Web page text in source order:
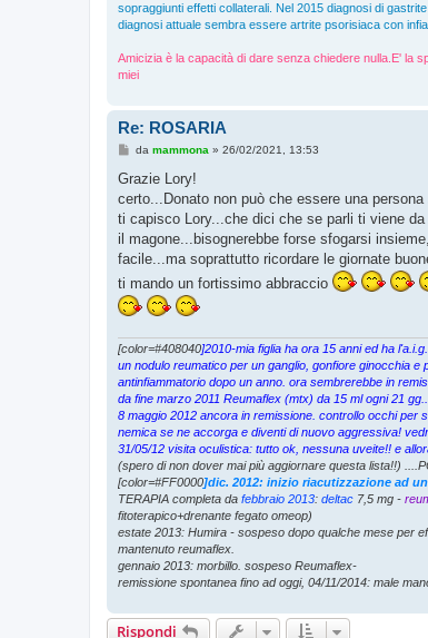
sopraggiunti effetti collaterali. Nel 2015 diagnosi di
diagnosi attuale sembra essere artrite psorisiaca con
Amicizia è la capacità di dare senza chiedere nulla.E' la
miei
Re: ROSARIA
M
s
a
g
i
o
da mammona » 26/02/2021, 13:53
Grazie Lory!
certo...Donato non può che essere una persona
ti capisco Lory...che dici che se parli ti viene
il magone...bisognerebbe forse sfogarsi
facile...ma soprattutto ricordare le giornate
ti mando un fortissimo abbraccio
[color=#408040]2010-mia figlia ha ora 15 anni ed ha
un nodulo reumatico per un ganglio, gonfiore ginocchia
antinfiammatorio dopo un anno. ora sembrerebbe in
da fine marzo 2011 Reumaflex (mtx) da 15 ml ogni 21
8 maggio 2012 ancora in remissione. controllo occhi per
nemica se ne accorga e diventi di nuovo aggressiva!
31/05/12 visita oculistica: tutto ok, nessuna uveite!! e
(spero di non dover mai più aggiornare questa lista!!)
[color=#FF0000]dic. 2012: inizio riacutizzazione ad
TERAPIA completa da febbraio 2013: deltac 7,5 mg -
fitoterapico+drenante fegato omeop)
estate 2013: Humira - sospeso dopo qualche mese per
mantenuto reumaflex.
gennaio 2013: morbillo. sospeso Reumaflex-
remissione spontanea fino ad oggi, 04/11/2014: male
Rispondi